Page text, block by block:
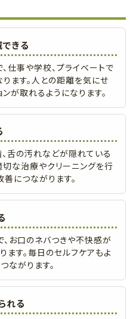
きる
仕事や学校、プライベートで
ます。人との距離を気にせ
が取れるようになります。
舌の汚れなどが隠れている
切な治療やクリーニングを行
につながります。
お口のネバつきや不快感が
ます。毎日のセルフケアもよ
ながります。
れる